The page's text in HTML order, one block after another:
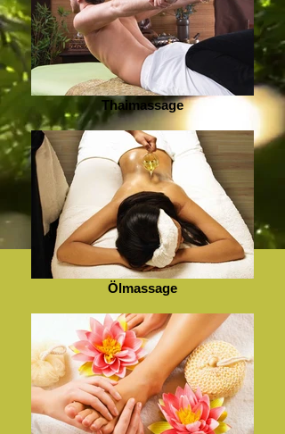
Thaimassage
Ölmassage